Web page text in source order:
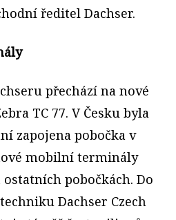
ředitel Dachser.
přechází na nové
TC 77. V Česku byla
zapojena pobočka v
mobilní terminály
pobočkách. Do
Dachser Czech